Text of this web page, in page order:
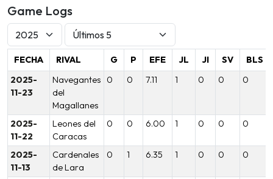
Game Logs
FECHA RIVAL G P EFE JL JI SV
BLS
2025-
11-23
Navegantes
del
Magallanes
0 0 7.11 1 0 0 0
2025-
11-22
Leones del
Caracas
0 0 6.00 1 0 0 0
2025-
11-13
Cardenales
de Lara
0 1 6.35 1 0 0 0